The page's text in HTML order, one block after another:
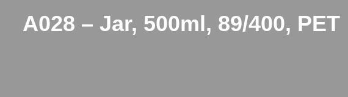
A028 – Jar, 500ml, 89/400, PET